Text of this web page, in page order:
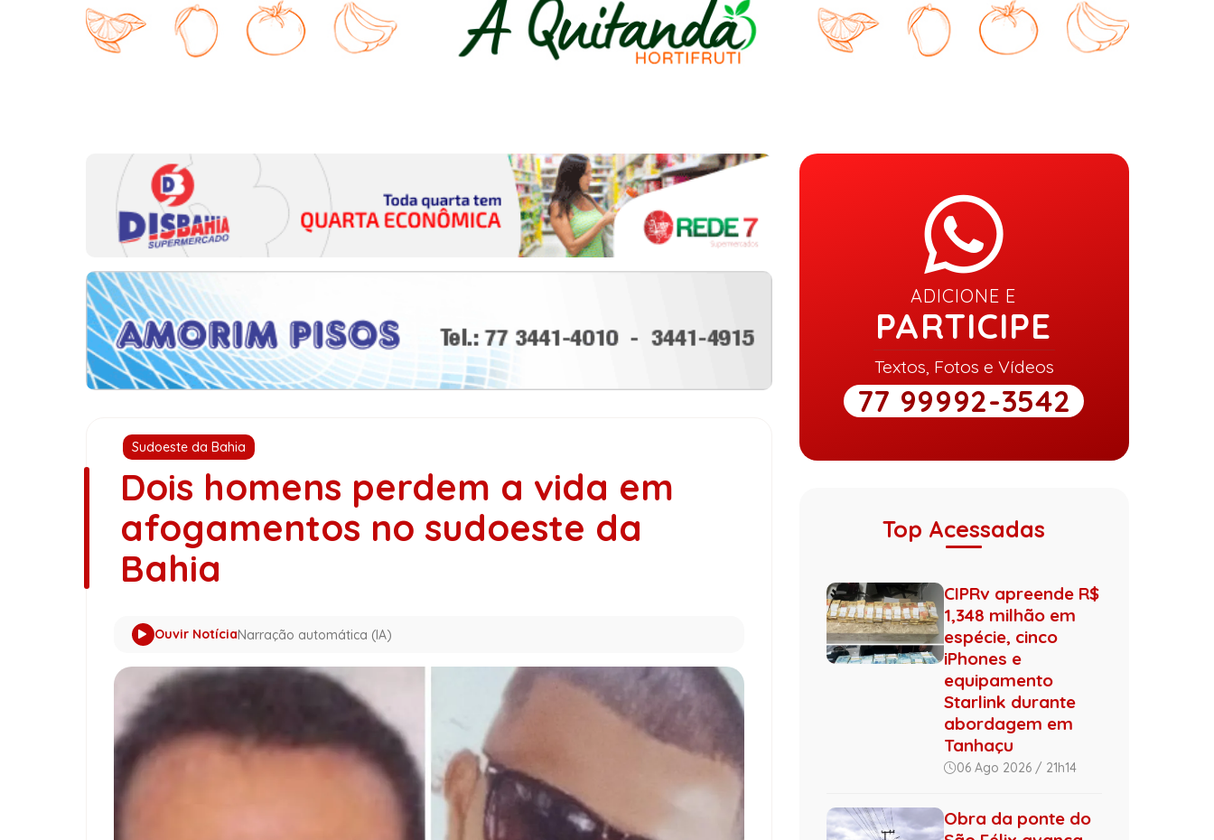
Sudoeste da Bahia
Dois homens perdem a vida em
afogamentos no sudoeste da
Bahia
Ouvir NotíciaNarração automática (IA)
ADICIONE E
PARTICIPE
Textos, Fotos e Vídeos
77 99992-3542
Top Acessadas
CIPRv apreende R$
1,348 milhão em
espécie, cinco
iPhones e
equipamento
Starlink durante
abordagem em
Tanhaçu
06 Ago 2026 / 21h14
Obra da ponte do